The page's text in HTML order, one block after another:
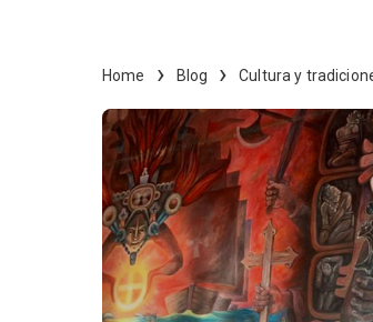
Home Blog Cultura y